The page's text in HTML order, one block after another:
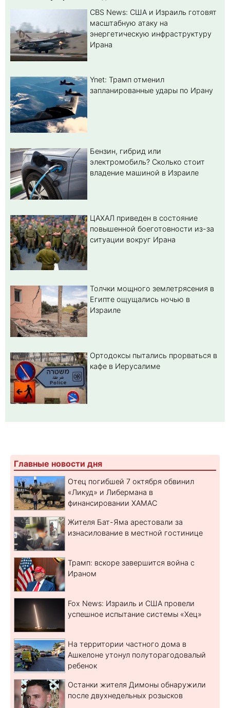
CBS News: США и Израиль готовят
масштабную атаку на
энергетическую инфраструктуру
Ирана
Ynet: Трамп отменил
запланированные удары по Ирану
Бензин, гибрид или
электромобиль? Cколько стоит
владение машиной в Израиле
ЦАХАЛ приведен в состояние
повышенной боеготовности из-за
ситуации вокруг Ирана
Толчки мощного землетрясения в
Египте ощущались ночью в
Израиле
Ортодоксы пытались прорваться в
кафе в Иерусалиме
Главные новости дня
Отец погибшей 7 октября обвинил
«Ликуд» и Либермана в
финансировании ХАМАС
Жителя Бат-Яма арестовали за
изнасилование в местной гостинице
Трамп: вскоре завершится война с
Ираном
Fox News: Израиль и США провели
успешное испытание системы «Хец»
На территории частного дома в
Ашкелоне утонул полуторагодовалый
ребенок
Останки жителя Димоны обнаружили
после двухнедельных розысков